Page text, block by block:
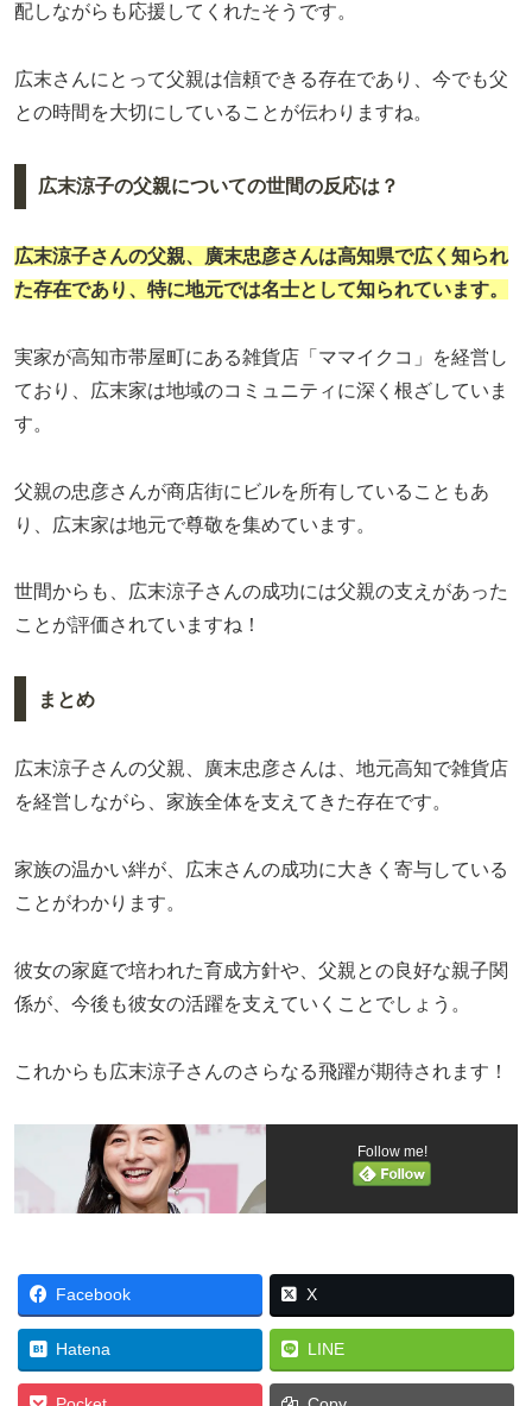
配しながらも応援してくれたそうです。
広末さんにとって父親は信頼できる存在であり、今でも父
との時間を大切にしていることが伝わりますね。
広末涼子の父親についての世間の反応は？
広末涼子さんの父親、廣末忠彦さんは高知県で広く知られ
た存在であり、特に地元では名士として知られています。
実家が高知市帯屋町にある雑貨店「ママイクコ」を経営し
ており、広末家は地域のコミュニティに深く根ざしていま
す。
父親の忠彦さんが商店街にビルを所有していることもあ
り、広末家は地元で尊敬を集めています。
世間からも、広末涼子さんの成功には父親の支えがあった
ことが評価されていますね！
まとめ
広末涼子さんの父親、廣末忠彦さんは、地元高知で雑貨店
を経営しながら、家族全体を支えてきた存在です。
家族の温かい絆が、広末さんの成功に大きく寄与している
ことがわかります。
彼女の家庭で培われた育成方針や、父親との良好な親子関
係が、今後も彼女の活躍を支えていくことでしょう。
これからも広末涼子さんのさらなる飛躍が期待されます！
Follow me!
Facebook X
Hatena LINE